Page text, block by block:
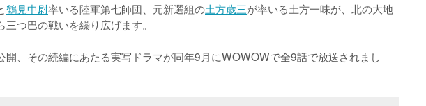
鶴見中尉率いる陸軍第七師団、元新選組の土方歳三が率いる土方一味が、北の大地
つ巴の戦いを繰り広げます。
、その続編にあたる実写ドラマが同年9月にWOWOWで全9話で放送されまし